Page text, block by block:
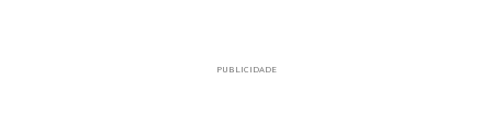
PUBLICIDADE